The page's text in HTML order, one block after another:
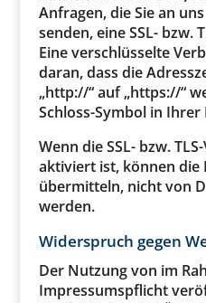
Anfragen, die Sie an
senden, eine SSL- bzw.
Eine verschlüsselte
daran, dass die
„http://“ auf „https://“
Schloss-Symbol in
Wenn die SSL- bzw.
aktiviert ist, können die
übermitteln, nicht von
werden.
Widerspruch gegen
Der Nutzung von im
Impressumspflicht